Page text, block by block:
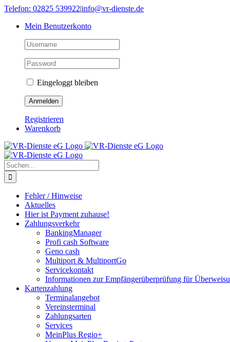
Skip
content
Telefon: 02825 539922|info@vr-dienste.de
Mein Benutzerkonto
Eingeloggt bleiben
Registrieren
Warenkorb
Suche
nach:
Fehler / Hinweise
Aktuelles
Hier ist Payment zuhause!
Zahlungsverkehr
BankingManager
Profi cash Software
Geno cash
Multiport & MultiportGo
Servicekontakt
Informationen zur Empfängerüberprüfung für
Kartenzahlung
Terminalangebot
Vereinsterminal
Zahlungsarten
Services
MeinPlus Regio+